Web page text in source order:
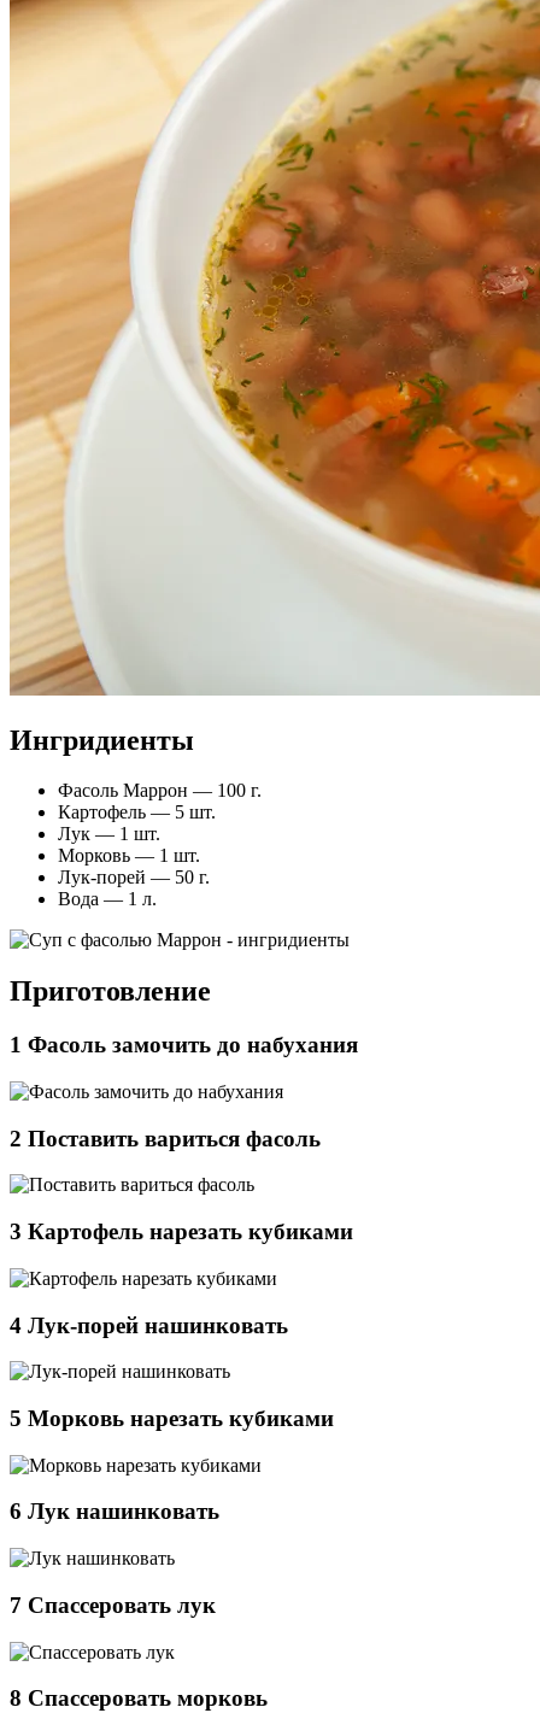
Ингридиенты
Фасоль Маррон — 100 г.
Картофель — 5 шт.
Лук — 1 шт.
Морковь — 1 шт.
Лук-порей — 50 г.
Вода — 1 л.
Приготовление
1 Фасоль замочить до набухания
2 Поставить вариться фасоль
3 Картофель нарезать кубиками
4 Лук-порей нашинковать
5 Морковь нарезать кубиками
6 Лук нашинковать
7 Спассеровать лук
8 Спассеровать морковь